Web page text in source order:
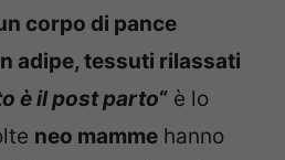
corpo di pance
adipe, tessuti rilassati
è il post parto“ è lo
neo mamme hanno